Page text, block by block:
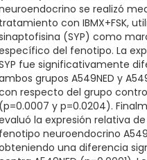
se realizó
tratamiento con IBMX+FSK,
(SYP) como
del fenotipo. La
fue significativamente
grupos A549NED y
respecto del grupo
(p=0.0007 y p=0.0204).
la expresión relativa de
fenotipo neuroendocrino
una diferencia